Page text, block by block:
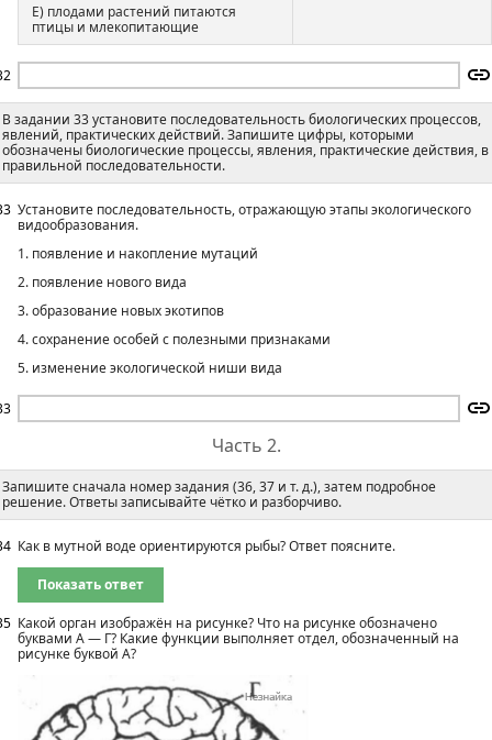
Е) плодами растений питаются
птицы и млекопитающие
В задании 33 установите последовательность биологических процессов,
явлений, практических действий. Запишите цифры, которыми
обозначены биологические процессы, явления, практические действия, в
правильной последовательности.
Установите последовательность, отражающую этапы экологического
видообразования.
1. появление и накопление мутаций
2. появление нового вида
3. образование новых экотипов
4. сохранение особей с полезными признаками
5. изменение экологической ниши вида
Часть 2.
Запишите сначала номер задания (36, 37 и т. д.), затем подробное
решение. Ответы записывайте чётко и разборчиво.
Как в мутной воде ориентируются рыбы? Ответ поясните.
Показать ответ
Какой орган изображён на рисунке? Что на рисунке обозначено
буквами А — Г? Какие функции выполняет отдел, обозначенный на
рисунке буквой А?